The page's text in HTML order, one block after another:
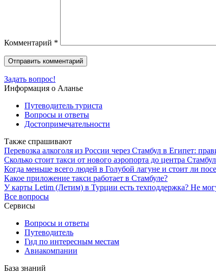
Комментарий *
Задать вопрос!
Информация о Аланье
Путеводитель туриста
Вопросы и ответы
Достопримечательности
Также спрашивают
Перевозка алкоголя из России через Стамбул в Египет:
Сколько стоит такси от нового аэропорта до центра
Когда меньше всего людей в Голубой лагуне и стоит ли
Какое приложение такси работает в Стамбуле?
У карты Letim (Летим) в Турции есть техподдержка? Не
Все вопросы
Сервисы
Вопросы и ответы
Путеводитель
Гид по интересным местам
Авиакомпании
База знаний